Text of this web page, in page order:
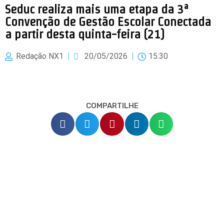
Seduc realiza mais uma etapa da 3ª
Convenção de Gestão Escolar Conectada
a partir desta quinta-feira (21)
Redação NX1 20/05/2026 15:30
COMPARTILHE